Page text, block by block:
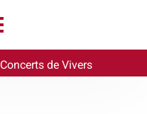
Concerts de Vivers